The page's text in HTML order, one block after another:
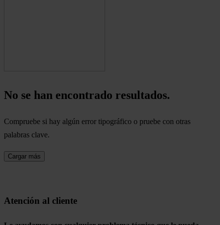
No se han encontrado resultados.
Compruebe si hay algún error tipográfico o pruebe con otras
palabras clave.
Cargar más
Atención al cliente